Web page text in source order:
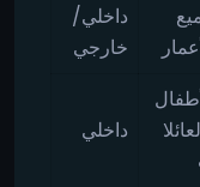
داخلي/
خارجي
داخلي